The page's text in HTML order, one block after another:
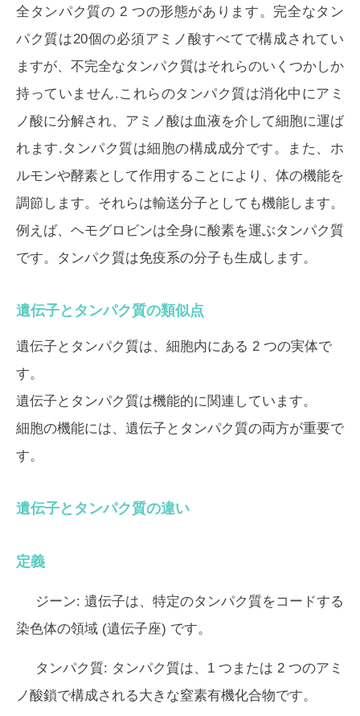
全タンパク質の 2 つの形態があります。完全なタン
パク質は20個の必須アミノ酸すべてで構成されてい
ますが、不完全なタンパク質はそれらのいくつかしか
持っていません.これらのタンパク質は消化中にアミ
ノ酸に分解され、アミノ酸は血液を介して細胞に運ば
れます.タンパク質は細胞の構成成分です。また、ホ
ルモンや酵素として作用することにより、体の機能を
調節します。それらは輸送分子としても機能します。
例えば、ヘモグロビンは全身に酸素を運ぶタンパク質
です。タンパク質は免疫系の分子も生成します。
遺伝子とタンパク質の類似点
遺伝子とタンパク質は、細胞内にある 2 つの実体で
す。
遺伝子とタンパク質は機能的に関連しています。
細胞の機能には、遺伝子とタンパク質の両方が重要で
す。
遺伝子とタンパク質の違い
定義
ジーン: 遺伝子は、特定のタンパク質をコードする
染色体の領域 (遺伝子座) です。
タンパク質: タンパク質は、1 つまたは 2 つのアミ
ノ酸鎖で構成される大きな窒素有機化合物です。